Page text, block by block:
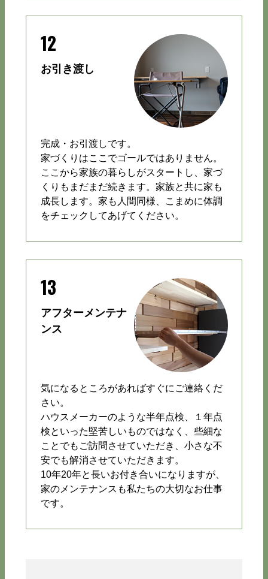
12
お引き渡し
完成・お引渡しです。
家づくりはここでゴールではありません。
ここから家族の暮らしがスタートし、家づ
くりもまだまだ続きます。家族と共に家も
成長します。家も人間同様、こまめに体調
をチェックしてあげてください。
13
アフターメンテナ
ンス
気になるところがあればすぐにご連絡くだ
さい。
ハウスメーカーのような半年点検、１年点
検といった堅苦しいものではなく、些細な
ことでもご訪問させていただき、小さな不
安でも解消させていただきます。
10年20年と長いお付き合いになりますが、
家のメンテナンスも私たちの大切なお仕事
です。